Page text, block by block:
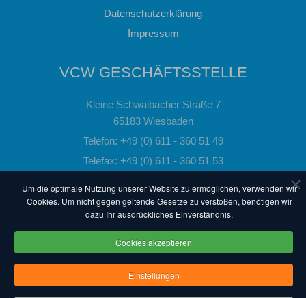
Datenschutzerklärung
Impressum
VCW GESCHÄFTSSTELLE
Kleine Schwalbacher Straße 7
65183 Wiesbaden
Telefon: +49 (0) 611 - 360 51 49
Telefax: +49 (0) 611 - 360 51 53
powered by 3QMEDIA - The Quality Web
© VC Wiesbaden. Alle Rechte vorbehalten.
Um die optimale Nutzung unserer Website zu ermöglichen, verwenden wir
Cookies. Um nicht gegen geltende Gesetze zu verstoßen, benötigen wir
dazu Ihr ausdrückliches Einverständnis.
Cookies akzeptieren
Einstellungen